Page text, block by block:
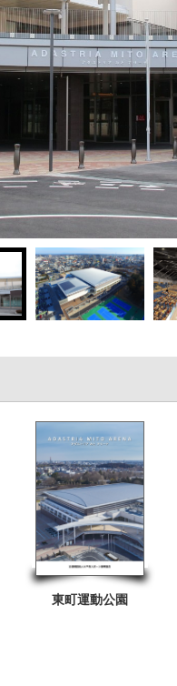
東町運動公園